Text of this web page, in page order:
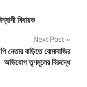
বিধায়ক
Next Post
নেতার বাড়িতে বোমাবাজির
অভিযোগ তৃণমূলের বিরুদ্ধে